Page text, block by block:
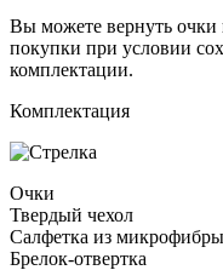
Вы можете вернуть очки
покупки при условии
комплектации.
Комплектация
Очки
Твердый чехол
Салфетка из микрофибры
Брелок-отвертка